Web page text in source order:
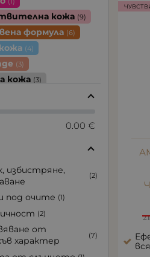
кожа (9)
формула (6)
(4)
(3)
кожа (3)
кожа
0.00 €
избистряне,
(2)
под очите (1)
(2)
от
характер
(7)